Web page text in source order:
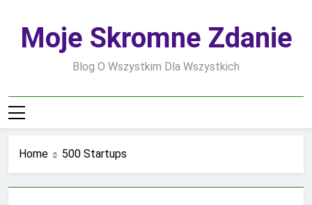
contentMoje Skromne Zdanie
Blog O Wszystkim Dla Wszystkich
Home 500 Startups